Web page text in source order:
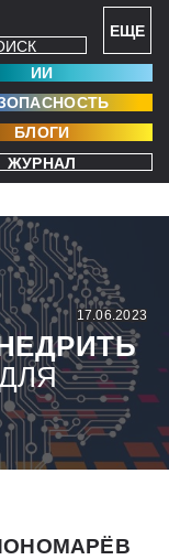
ЕЩЕ
ИИ
БЛОГИ
ЖУРНАЛ
17.06.2023